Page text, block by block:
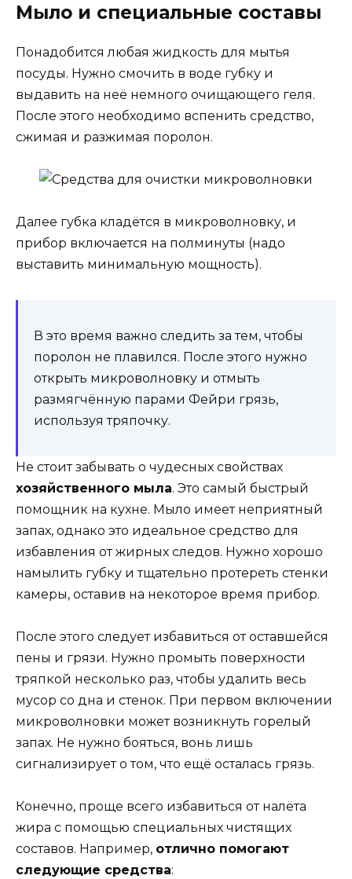
Мыло и специальные составы
Понадобится любая жидкость для мытья
посуды. Нужно смочить в воде губку и
выдавить на неё немного очищающего геля.
После этого необходимо вспенить средство,
сжимая и разжимая поролон.
Далее губка кладётся в микроволновку, и
прибор включается на полминуты (надо
выставить минимальную мощность).
В это время важно следить за тем, чтобы
поролон не плавился. После этого нужно
открыть микроволновку и отмыть
размягчённую парами Фейри грязь,
используя тряпочку.
Не стоит забывать о чудесных свойствах
хозяйственного мыла. Это самый быстрый
помощник на кухне. Мыло имеет неприятный
запах, однако это идеальное средство для
избавления от жирных следов. Нужно хорошо
намылить губку и тщательно протереть стенки
камеры, оставив на некоторое время прибор.
После этого следует избавиться от оставшейся
пены и грязи. Нужно промыть поверхности
тряпкой несколько раз, чтобы удалить весь
мусор со дна и стенок. При первом включении
микроволновки может возникнуть горелый
запах. Не нужно бояться, вонь лишь
сигнализирует о том, что ещё осталась грязь.
Конечно, проще всего избавиться от налёта
жира с помощью специальных чистящих
составов. Например, отлично помогают
следующие средства: